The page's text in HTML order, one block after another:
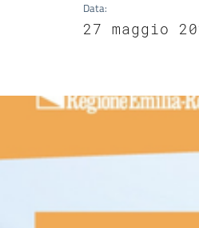
Data:
27 maggio